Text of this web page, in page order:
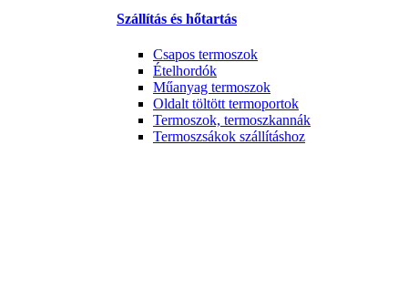
Szállítás és hőtartás
Csapos termoszok
Ételhordók
Műanyag termoszok
Oldalt töltött termoportok
Termoszok, termoszkannák
Termoszsákok szállításhoz